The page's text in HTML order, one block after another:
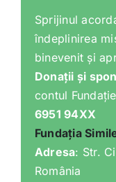
Sprijinul
îndeplinirea
binevenit și
Donații și
contul
6951 94XX
Fundația
Adresa: Str.
România